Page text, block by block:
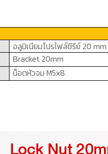
อลูมิเนียมโปรไฟล์ซีรีย์ 20 mm
Bracket 20mm
น็อตหัวจมM5x8